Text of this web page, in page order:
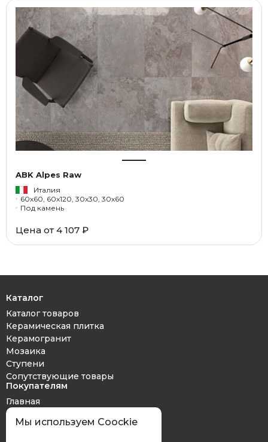
ABK Alpes Raw
Италия
60x60, 60x120, 30x30, 30x60
Под камень
Цена от 4 107 ₽
Каталог
Каталог товаров
Керамическая плитка
Керамогранит
Мозаика
Ступени
Сопутствующие товары
Покупателям
Главная
Дизайн проект
Оплата и доставка
Мы используем Coockie